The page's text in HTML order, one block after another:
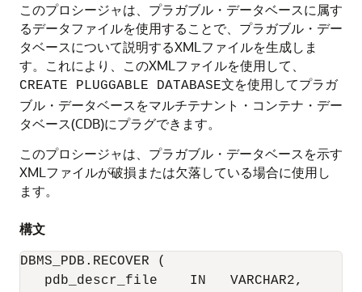
このプロシージャは、プラガブル・データベースに属す
るデータファイルを使用することで、プラガブル・デー
タベースについて説明するXMLファイルを生成しま
す。これにより、このXMLファイルを使用して、
CREATE PLUGGABLE DATABASE文を使用してプラガ
ブル・データベースをマルチテナント・コンテナ・デー
タベース(CDB)にプラグできます。
このプロシージャは、プラガブル・データベースを示す
XMLファイルが破損または欠落している場合に使用し
ます。
構文
DBMS_PDB.RECOVER (
   pdb_descr_file    IN   VARCHAR2,